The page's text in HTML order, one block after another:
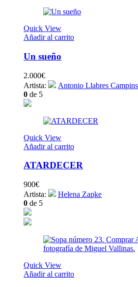
Quick View
Añadir al carrito
Un sueño
2.000€
Artista:
Antonio Llabres Campins
0 de 5
Quick View
Añadir al carrito
ATARDECER
900€
Artista:
Helena Zapke
0 de 5
Quick View
Añadir al carrito